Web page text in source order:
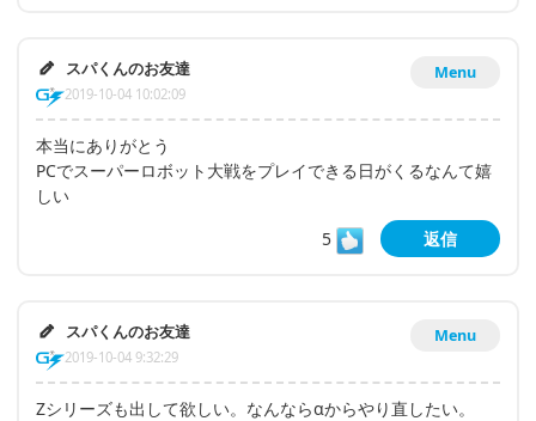
Menu
スパくんのお友達
2019-10-04 10:02:09
本当にありがとう
PCでスーパーロボット大戦をプレイできる日がくるなんて嬉
しい
5
返信
Menu
スパくんのお友達
2019-10-04 9:32:29
Zシリーズも出して欲しい。なんならαからやり直したい。